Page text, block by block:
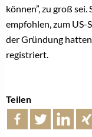
können”, zu groß
empfohlen, zum US-
der Gründung
registriert.
Teilen